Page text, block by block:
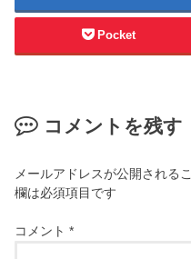
Pocket
コメントを残す
メールアドレスが公開される
欄は必須項目です
コメント*